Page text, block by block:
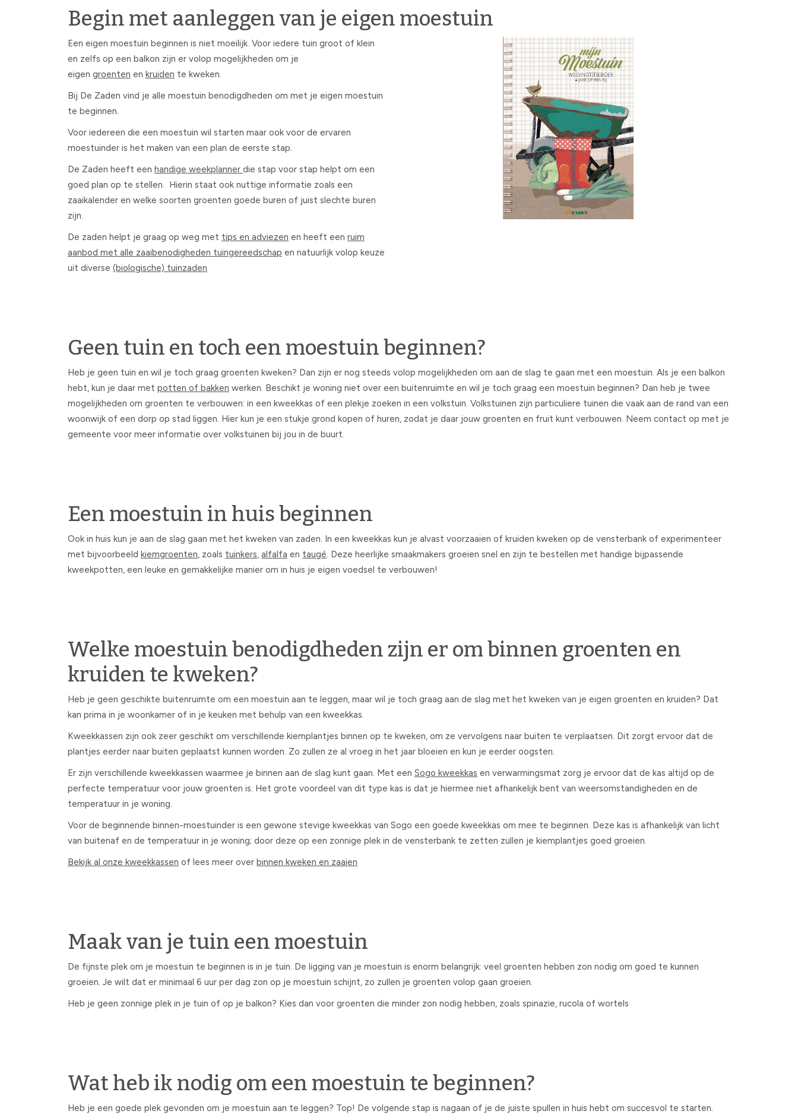
Begin met aanleggen van je eigen moestuin
Een eigen moestuin beginnen is niet moeilijk. Voor iedere tuin groot of klein
en zelfs op een balkon zijn er volop mogelijkheden om je
eigen groenten en kruiden te kweken.
Bij De Zaden vind je alle moestuin benodigdheden om met je eigen moestuin
te beginnen.
Voor iedereen die een moestuin wil starten maar ook voor de ervaren
moestuinder is het maken van een plan de eerste stap.
De Zaden heeft een handige weekplanner die stap voor stap helpt om een
goed plan op te stellen. Hierin staat ook nuttige informatie zoals een
zaaikalender en welke soorten groenten goede buren of juist slechte buren
zijn.
De zaden helpt je graag op weg met tips en adviezen en heeft een ruim
aanbod met alle zaaibenodigheden tuingereedschap en natuurlijk volop keuze
uit diverse (biologische) tuinzaden
Geen tuin en toch een moestuin beginnen?
Heb je geen tuin en wil je toch graag groenten kweken? Dan zijn er nog steeds volop mogelijkheden om aan de slag te gaan met een moestuin. Als je een balkon
hebt, kun je daar met potten of bakken werken. Beschikt je woning niet over een buitenruimte en wil je toch graag een moestuin beginnen? Dan heb je twee
mogelijkheden om groenten te verbouwen: in een kweekkas of een plekje zoeken in een volkstuin. Volkstuinen zijn particuliere tuinen die vaak aan de rand van een
woonwijk of een dorp op stad liggen. Hier kun je een stukje grond kopen of huren, zodat je daar jouw groenten en fruit kunt verbouwen. Neem contact op met je
gemeente voor meer informatie over volkstuinen bij jou in de buurt.
Een moestuin in huis beginnen
Ook in huis kun je aan de slag gaan met het kweken van zaden. In een kweekkas kun je alvast voorzaaien of kruiden kweken op de vensterbank of experimenteer
met bijvoorbeeld kiemgroenten, zoals tuinkers, alfalfa en taugé. Deze heerlijke smaakmakers groeien snel en zijn te bestellen met handige bijpassende
kweekpotten, een leuke en gemakkelijke manier om in huis je eigen voedsel te verbouwen!
Welke moestuin benodigdheden zijn er om binnen groenten en
kruiden te kweken?
Heb je geen geschikte buitenruimte om een moestuin aan te leggen, maar wil je toch graag aan de slag met het kweken van je eigen groenten en kruiden? Dat
kan prima in je woonkamer of in je keuken met behulp van een kweekkas.
Kweekkassen zijn ook zeer geschikt om verschillende kiemplantjes binnen op te kweken, om ze vervolgens naar buiten te verplaatsen. Dit zorgt ervoor dat de
plantjes eerder naar buiten geplaatst kunnen worden. Zo zullen ze al vroeg in het jaar bloeien en kun je eerder oogsten.
Er zijn verschillende kweekkassen waarmee je binnen aan de slag kunt gaan. Met een Sogo kweekkas en verwarmingsmat zorg je ervoor dat de kas altijd op de
perfecte temperatuur voor jouw groenten is. Het grote voordeel van dit type kas is dat je hiermee niet afhankelijk bent van weersomstandigheden en de
temperatuur in je woning.
Voor de beginnende binnen-moestuinder is een gewone stevige kweekkas van Sogo een goede kweekkas om mee te beginnen. Deze kas is afhankelijk van licht
van buitenaf en de temperatuur in je woning; door deze op een zonnige plek in de vensterbank te zetten zullen je kiemplantjes goed groeien.
Bekijk al onze kweekkassen of lees meer over binnen kweken en zaaien
Maak van je tuin een moestuin
De fijnste plek om je moestuin te beginnen is in je tuin. De ligging van je moestuin is enorm belangrijk: veel groenten hebben zon nodig om goed te kunnen
groeien. Je wilt dat er minimaal 6 uur per dag zon op je moestuin schijnt, zo zullen je groenten volop gaan groeien.
Heb je geen zonnige plek in je tuin of op je balkon? Kies dan voor groenten die minder zon nodig hebben, zoals spinazie, rucola of wortels
Wat heb ik nodig om een moestuin te beginnen?
Heb je een goede plek gevonden om je moestuin aan te leggen? Top! De volgende stap is nagaan of je de juiste spullen in huis hebt om succesvol te starten.